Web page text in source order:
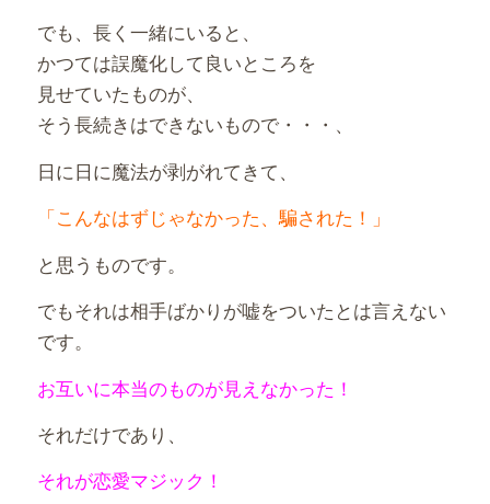
でも、長く一緒にいると、
かつては誤魔化して良いところを
見せていたものが、
そう長続きはできないもので・・・、
日に日に魔法が剥がれてきて、
「こんなはずじゃなかった、騙された！」
と思うものです。
でもそれは相手ばかりが嘘をついたとは言えない
です。
お互いに本当のものが見えなかった！
それだけであり、
それが恋愛マジック！